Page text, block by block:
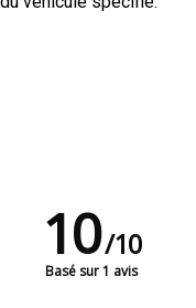
10/10
Basé sur 1 avis